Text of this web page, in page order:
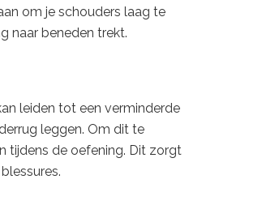
om je schouders laag te
naar beneden trekt.
leiden tot een verminderde
leggen. Om dit te
tijdens de oefening. Dit zorgt